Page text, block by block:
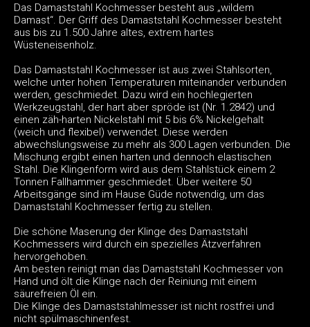
Das Damaststahl Kochmesser besteht aus „wildem
Damast“. Der Griff des Damaststahl Kochmesser besteht
aus bis zu 1.500 Jahre altes, extrem hartes
Wüsteneisenholz.
Das Damaststahl Kochmesser ist aus zwei Stahlsorten,
welche unter hohen Temperaturen miteinander verbunden
werden, geschmiedet. Dazu wird ein hochlegierten
Werkzeugstahl, der hart aber spröde ist (Nr. 1.2842) und
einen zäh-harten Nickelstahl mit 5 bis 6% Nickelgehalt
(weich und flexibel) verwendet. Diese werden
abwechslungsweise zu mehr als 300 Lagen verbunden. Die
Mischung ergibt einen harten und dennoch elastischen
Stahl. Die Klingenform wird aus dem Stahlstück einem 2
Tonnen Fallhammer geschmiedet. Über weitere 50
Arbeitsgänge sind im Hause Güde notwendig, um das
Damaststahl Kochmesser fertig zu stellen.
Die schöne Maserung der Klinge des Damaststahl
Kochmessers wird durch ein spezielles Ätzverfahren
hervorgehoben.
Am besten reinigt man das Damaststahl Kochmesser von
Hand und ölt die Klinge nach der Reiniung mit einem
säurefreien Öl ein.
Die Klinge des Damaststahlmesser ist nicht rostfrei und
nicht spülmaschinenfest.